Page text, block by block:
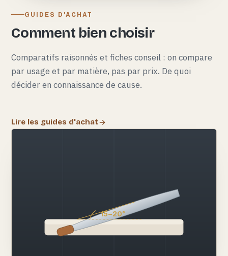
GUIDES D'ACHAT
Comment bien choisir
Comparatifs raisonnés et fiches conseil : on compare
par usage et par matière, pas par prix. De quoi
décider en connaissance de cause.
Lire les guides d'achat
15–20°